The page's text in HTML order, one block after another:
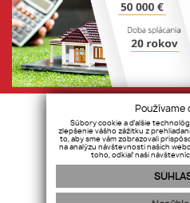
Používame
Súbory cookie a ďalšie
zlepšenie vášho zážitku z
to, aby sme vám zobrazovali
na analýzu návštevnosti našich
toho, odkiaľ naši